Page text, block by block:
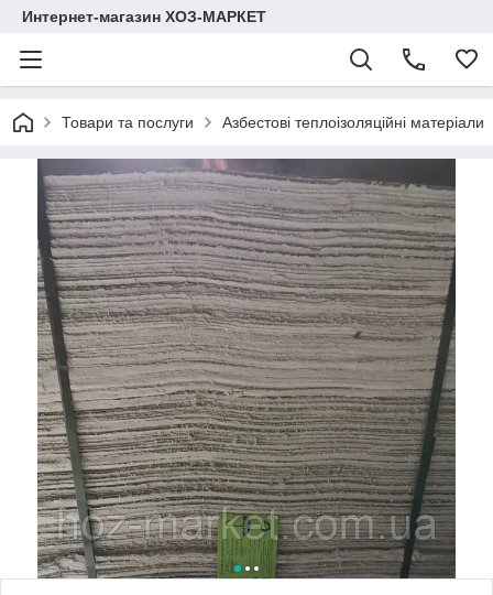
Интернет-магазин ХОЗ-МАРКЕТ
Товари та послуги Азбестові теплоізоляційні матеріали